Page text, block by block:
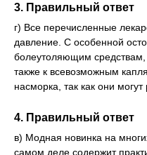
3. Правильный ответ
г) Все перечисленные
давление. С особенной
болеутоляющим
также к всевозможным
насморка, так как они могут
4. Правильный ответ
в) Модная новинка на
самом деле содержит